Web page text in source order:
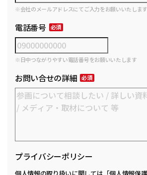
※会社のメールアドレスにてご入力をお願いいたします
電話番号
※日中つながりやすい電話番号をお願いいたします
お問い合せの詳細
プライバシーポリシー